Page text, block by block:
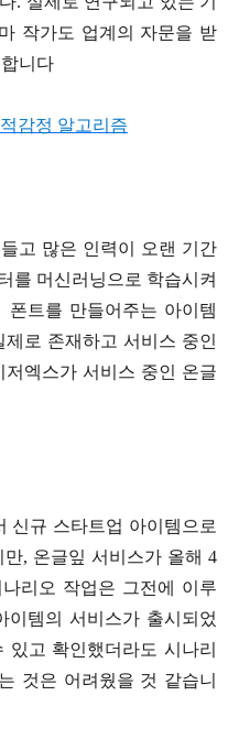
작가도 업계의 자문을 받
니다
감정 알고리즘
고 많은 인력이 오랜 기간
를 머신러닝으로 학습시켜
폰트를 만들어주는 아이템
로 존재하고 서비스 중인
엑스가 서비스 중인 온글
신규 스타트업 아이템으로
, 온글잎 서비스가 올해 4
리오 작업은 그전에 이루
이템의 서비스가 출시되었
고 확인했더라도 시나리
것은 어려웠을 것 같습니